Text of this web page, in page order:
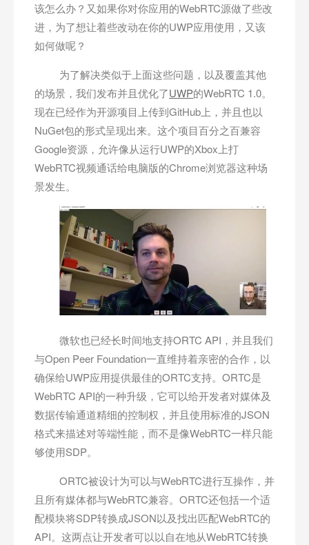
该怎么办？又如果你对你应用的WebRTC源做了些改
进，为了想让着些改动在你的UWP应用使用，又该
如何做呢？
为了解决类似于上面这些问题，以及覆盖其他
的场景，我们发布并且优化了UWP的WebRTC 1.0。
现在已经作为开源项目上传到GitHub上，并且也以
NuGet包的形式呈现出来。这个项目百分之百兼容
Google资源，允许像从运行UWP的Xbox上打
WebRTC视频通话给电脑版的Chrome浏览器这种场
景发生。
微软也已经长时间地支持ORTC API，并且我们
与Open Peer Foundation一直维持着亲密的合作，以
确保给UWP应用提供最佳的ORTC支持。ORTC是
WebRTC API的一种升级，它可以给开发者对媒体及
数据传输通道精细的控制权，并且使用标准的JSON
格式来描述对等端性能，而不是像WebRTC一样只能
够使用SDP。
ORTC被设计为可以与WebRTC进行互操作，并
且所有媒体都与WebRTC兼容。ORTC还包括一个适
配模块将SDP转换成JSON以及找出匹配WebRTC的
API。这两点让开发者可以以自在地从WebRTC转换